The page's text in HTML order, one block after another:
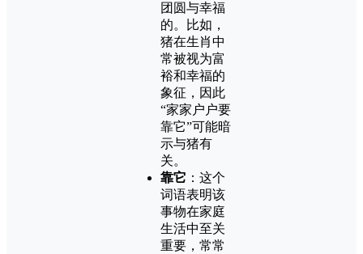
团圆与幸福
的。比如，
猪在生肖中
常被视为富
裕和幸福的
象征，因此
“家家户户要
靠它”可能暗
示与猪有
关。
靠它 ：这个
词语表明该
事物在家庭
生活中至关
重要，常常